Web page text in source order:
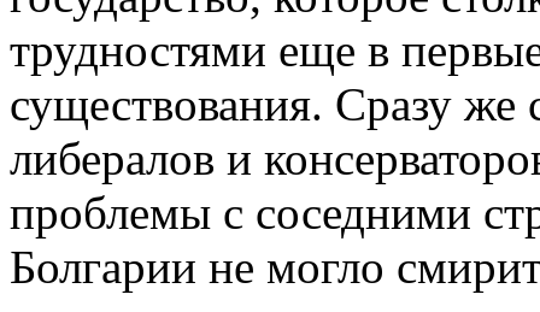
трудностями еще в
существования. Сразу
либералов и
проблемы с соседними
Болгарии не могло